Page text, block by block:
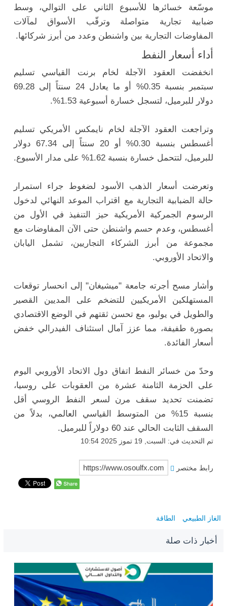
موسّعة خسائرها للأسبوع الثاني على التوالي، وسط
ضبابية تجارية متواصلة وترقّب الأسواق لمآلات
المفاوضات التجارية بين واشنطن وعدد من أبرز شركائها.
أداء أسعار النفط
انخفضت العقود الآجلة لخام برنت القياسي تسليم
سبتمبر بنسبة 0.35% أو ما يعادل 24 سنتاً إلى 69.28
دولار للبرميل، لتسجل خسارة أسبوعية 1.53%.
وتراجعت العقود الآجلة لخام نايمكس الأمريكي تسليم
أغسطس بنسبة 0.30% أو 20 سنتاً إلى 67.34 دولار
للبرميل، لتتحمل خسارة بنسبة 1.62% على مدار الأسبوع.
وتعرضت أسعار الذهب الأسود لضغوط جراء استمرار
حالة الضبابية التجارية مع اقتراب الموعد النهائي لدخول
الرسوم الجمركية الأمريكية حيز التنفيذ في الأول من
أغسطس، وعدم حسم واشنطن حتى الآن المفاوضات مع
مجموعة من أبرز الشركاء التجاريين، تشمل اليابان
والاتحاد الأوروبي.
وأشار مسح أجرته جامعة "ميشيغان" إلى انحسار توقعات
المستهلكين الأمريكيين للتضخم على المديين القصير
والطويل في يوليو، مع تحسن ثقتهم في الوضع الاقتصادي
بصورة طفيفة، مما عزز آمال استئناف الفيدرالي خفض
أسعار الفائدة.
وحدّ من خسائر النفط اتفاق دول الاتحاد الأوروبي اليوم
على الحزمة الثامنة عشرة من العقوبات على روسيا،
تضمنت تحديد سقف مرن لسعر النفط الروسي أقل
بنسبة 15% من المتوسط القياسي العالمي، بدلاً من
السقف الثابت الحالي عند 60 دولاراً للبرميل.
تم التحديث في: السبت, 19 تموز 2025 10:54
رابط مختصر
الغاز الطبيعي الطاقة
أخبار ذات صلة